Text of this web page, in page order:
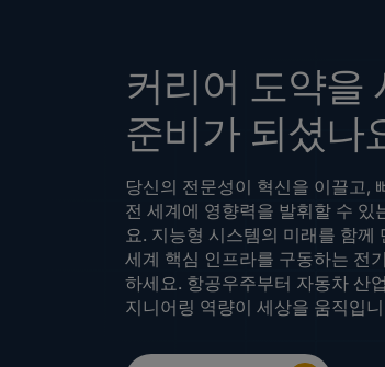
커리어 도약을
준비가 되셨나
당신의 전문성이 혁신을 이끌고,
전 세계에 영향력을 발휘할 수 있
요. 지능형 시스템의 미래를 함께
세계 핵심 인프라를 구동하는 전
하세요. 항공우주부터 자동차 산
지니어링 역량이 세상을 움직입